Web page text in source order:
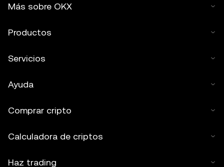
Más sobre OKX
Productos
Servicios
Ayuda
Comprar cripto
Calculadora de criptos
Haz trading